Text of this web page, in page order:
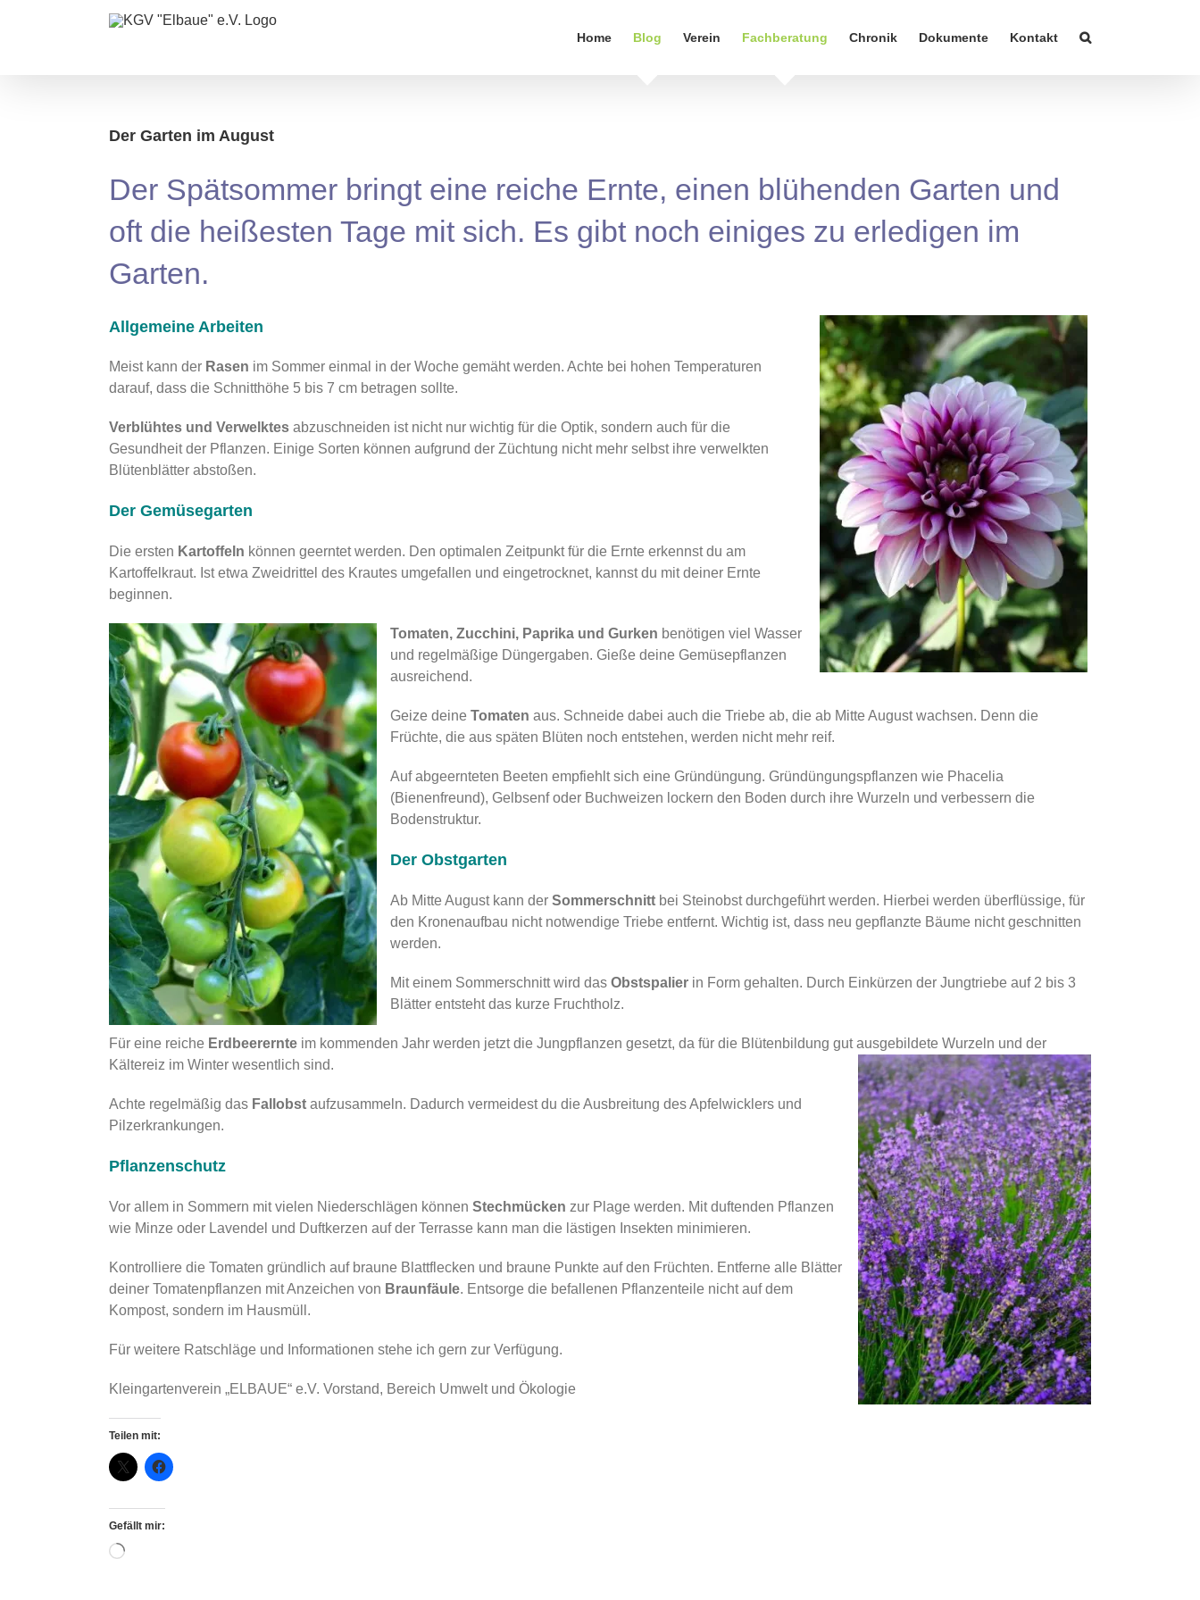
Home Blog Verein Fachberatung Chronik Dokumente Kontakt
Der Garten im August
Der Spätsommer bringt eine reiche Ernte, einen blühenden Garten und
oft die heißesten Tage mit sich. Es gibt noch einiges zu erledigen im
Garten.
Allgemeine Arbeiten
Meist kann der Rasen im Sommer einmal in der Woche gemäht werden. Achte bei hohen Temperaturen
darauf, dass die Schnitthöhe 5 bis 7 cm betragen sollte.
Verblühtes und Verwelktes abzuschneiden ist nicht nur wichtig für die Optik, sondern auch für die
Gesundheit der Pflanzen. Einige Sorten können aufgrund der Züchtung nicht mehr selbst ihre verwelkten
Blütenblätter abstoßen.
Der Gemüsegarten
Die ersten Kartoffeln können geerntet werden. Den optimalen Zeitpunkt für die Ernte erkennst du am
Kartoffelkraut. Ist etwa Zweidrittel des Krautes umgefallen und eingetrocknet, kannst du mit deiner Ernte
beginnen.
Tomaten, Zucchini, Paprika und Gurken benötigen viel Wasser
und regelmäßige Düngergaben. Gieße deine Gemüsepflanzen
ausreichend.
Geize deine Tomaten aus. Schneide dabei auch die Triebe ab, die ab Mitte August wachsen. Denn die
Früchte, die aus späten Blüten noch entstehen, werden nicht mehr reif.
Auf abgeernteten Beeten empfiehlt sich eine Gründüngung. Gründüngungspflanzen wie Phacelia
(Bienenfreund), Gelbsenf oder Buchweizen lockern den Boden durch ihre Wurzeln und verbessern die
Bodenstruktur.
Der Obstgarten
Ab Mitte August kann der Sommerschnitt bei Steinobst durchgeführt werden. Hierbei werden überflüssige, für
den Kronenaufbau nicht notwendige Triebe entfernt. Wichtig ist, dass neu gepflanzte Bäume nicht geschnitten
werden.
Mit einem Sommerschnitt wird das Obstspalier in Form gehalten. Durch Einkürzen der Jungtriebe auf 2 bis 3
Blätter entsteht das kurze Fruchtholz.
Für eine reiche Erdbeerernte im kommenden Jahr werden jetzt die Jungpflanzen gesetzt, da für die Blütenbildung gut ausgebildete Wurzeln und der
Kältereiz im Winter wesentlich sind.
Achte regelmäßig das Fallobst aufzusammeln. Dadurch vermeidest du die Ausbreitung des Apfelwicklers und
Pilzerkrankungen.
Pflanzenschutz
Vor allem in Sommern mit vielen Niederschlägen können Stechmücken zur Plage werden. Mit duftenden Pflanzen
wie Minze oder Lavendel und Duftkerzen auf der Terrasse kann man die lästigen Insekten minimieren.
Kontrolliere die Tomaten gründlich auf braune Blattflecken und braune Punkte auf den Früchten. Entferne alle Blätter
deiner Tomatenpflanzen mit Anzeichen von Braunfäule. Entsorge die befallenen Pflanzenteile nicht auf dem
Kompost, sondern im Hausmüll.
Für weitere Ratschläge und Informationen stehe ich gern zur Verfügung.
Kleingartenverein „ELBAUE“ e.V. Vorstand, Bereich Umwelt und Ökologie
Teilen mit:
Gefällt mir:
Wird